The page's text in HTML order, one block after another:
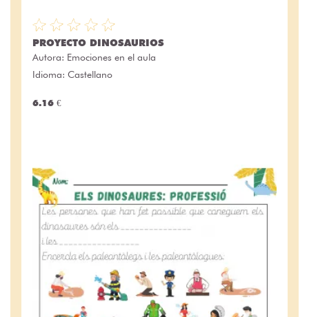
PROYECTO DINOSAURIOS
Autora: Emociones en el aula
Idioma: Castellano
6.16 €